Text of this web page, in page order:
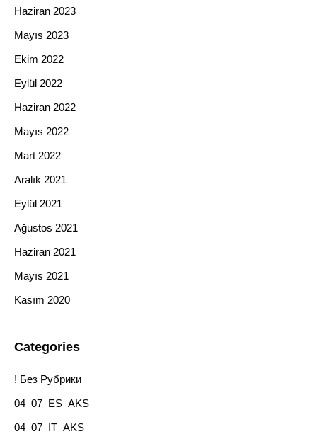
Haziran 2023
Mayıs 2023
Ekim 2022
Eylül 2022
Haziran 2022
Mayıs 2022
Mart 2022
Aralık 2021
Eylül 2021
Ağustos 2021
Haziran 2021
Mayıs 2021
Kasım 2020
Categories
! Без Рубрики
04_07_ES_AKS
04_07_IT_AKS